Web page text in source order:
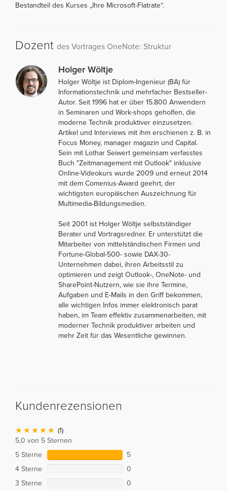
Bestandteil des Kurses „Ihre Microsoft-Flatrate“.
Dozent des Vortrages OneNote: Struktur
Holger Wöltje
Holger Wöltje ist Diplom-Ingenieur (BA) für
Informationstechnik und mehrfacher Bestseller-
Autor. Seit 1996 hat er über 15.800 Anwendern
in Seminaren und Work-shops geholfen, die
moderne Technik produktiver einzusetzen.
Artikel und Interviews mit ihm erschienen z. B. in
Focus Money, manager magazin und Capital.
Sein mit Lothar Seiwert gemeinsam verfasstes
Buch "Zeitmanagement mit Outlook" inklusive
Online-Videokurs wurde 2009 und erneut 2014
mit dem Comenius-Award geehrt, der
wichtigsten europäischen Auszeichnung für
Multimedia-Bildungsmedien.
Seit 2001 ist Holger Wöltje selbstständiger
Berater und Vortragsredner. Er unterstützt die
Mitarbeiter von mittelständischen Firmen und
Fortune-Global-500- sowie DAX-30-
Unternehmen dabei, ihren Arbeitsstil zu
optimieren und zeigt Outlook-, OneNote- und
SharePoint-Nutzern, wie sie ihre Termine,
Aufgaben und E-Mails in den Griff bekommen,
alle wichtigen Infos immer elektronisch parat
haben, im Team effektiv zusammenarbeiten, mit
moderner Technik produktiver arbeiten und
mehr Zeit für das Wesentliche gewinnen.
Kundenrezensionen
(1)
5,0 von 5 Sternen
5 Sterne
5
4 Sterne
0
3 Sterne
0